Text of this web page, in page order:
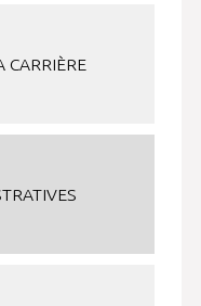
CARRIÈRE